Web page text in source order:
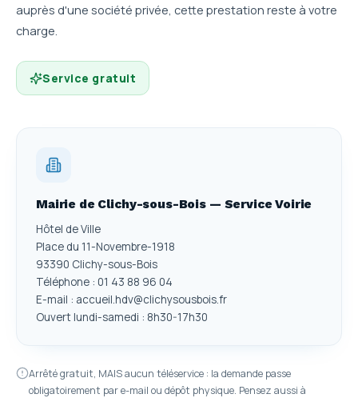
auprès d'une société privée, cette prestation reste à votre
charge.
Service gratuit
Mairie de Clichy-sous-Bois — Service Voirie
Hôtel de Ville
Place du 11-Novembre-1918
93390 Clichy-sous-Bois
Téléphone : 01 43 88 96 04
E-mail : accueil.hdv@clichysousbois.fr
Ouvert lundi-samedi : 8h30-17h30
Arrêté gratuit, MAIS aucun téléservice : la demande passe
obligatoirement par e-mail ou dépôt physique. Pensez aussi à